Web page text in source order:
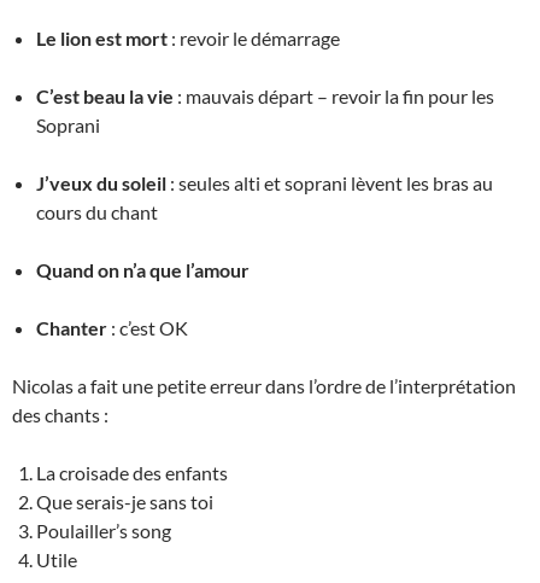
Le lion est mort : revoir le démarrage
C’est beau la vie : mauvais départ – revoir la fin pour les
Soprani
J’veux du soleil : seules alti et soprani lèvent les bras au
cours du chant
Quand on n’a que l’amour
Chanter : c’est OK
Nicolas a fait une petite erreur dans l’ordre de l’interprétation
des chants :
La croisade des enfants
Que serais-je sans toi
Poulailler’s song
Utile